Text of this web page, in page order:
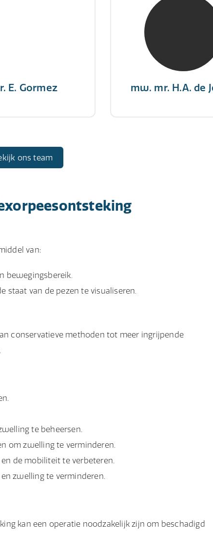
E. Gormez mw. mr. H.A. de
NIVRE Register-
"There is no elevator to
you need to take the
ons team
van:
bewegingsbereik.
staat van de pezen te visualiseren.
conservatieve methoden tot meer ingrijpende
te beheersen.
om zwelling te verminderen.
de mobiliteit te verbeteren.
zwelling te verminderen.
kan een operatie noodzakelijk zijn om beschadigd